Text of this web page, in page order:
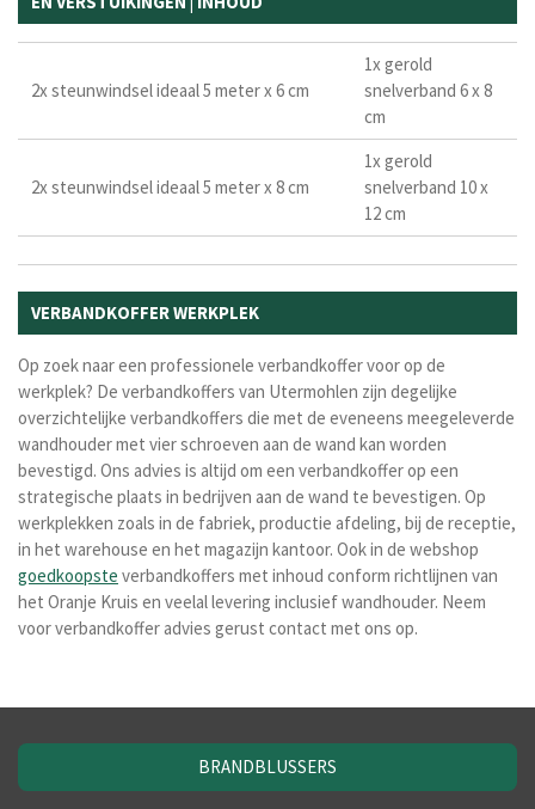
2x steunwindsel ideaal 5 meter x 6 cm
1x gerold
snelverband 6 x 8
cm
2x steunwindsel ideaal 5 meter x 8 cm
1x gerold
snelverband 10 x
12 cm
VERBANDKOFFER WERKPLEK
Op zoek naar een professionele verbandkoffer voor op de
werkplek? De verbandkoffers van Utermohlen zijn degelijke
overzichtelijke verbandkoffers die met de eveneens meegeleverde
wandhouder met vier schroeven aan de wand kan worden
bevestigd. Ons advies is altijd om een verbandkoffer op een
strategische plaats in bedrijven aan de wand te bevestigen. Op
werkplekken zoals in de fabriek, productie afdeling, bij de receptie,
in het warehouse en het magazijn kantoor. Ook in de webshop
goedkoopste verbandkoffers met inhoud conform richtlijnen van
het Oranje Kruis en veelal levering inclusief wandhouder. Neem
voor verbandkoffer advies gerust contact met ons op.
BRANDBLUSSERS